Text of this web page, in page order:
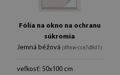
Fólia na okno na ochranu
súkromia
Jemná béžová (#fmw-cce7d8d1)
veľkosť: 50x100 cm